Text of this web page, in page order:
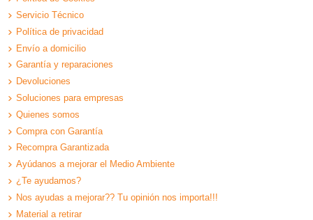
Servicio Técnico
Política de privacidad
Envío a domicilio
Garantía y reparaciones
Devoluciones
Soluciones para empresas
Quienes somos
Compra con Garantía
Recompra Garantizada
Ayúdanos a mejorar el Medio Ambiente
¿Te ayudamos?
Nos ayudas a mejorar?? Tu opinión nos importa!!!
Material a retirar